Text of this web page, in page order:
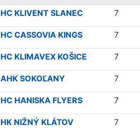
HC KLIVENT SLANEC 7
HC CASSOVIA KINGS 7
HC KLIMAVEX KOŠICE 7
AHK SOKOĽANY 7
HC HANISKA FLYERS 7
HK NIŽNÝ KLÁTOV 7